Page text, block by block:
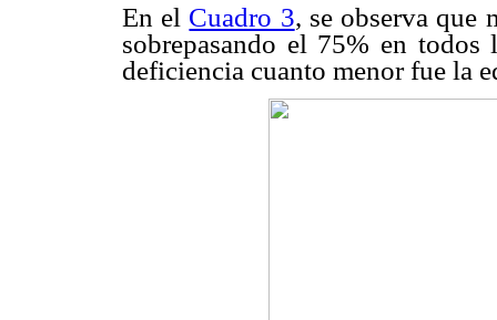
En el Cuadro 3, se observa que
sobrepasando el 75% en todos
deficiencia cuanto menor fue la